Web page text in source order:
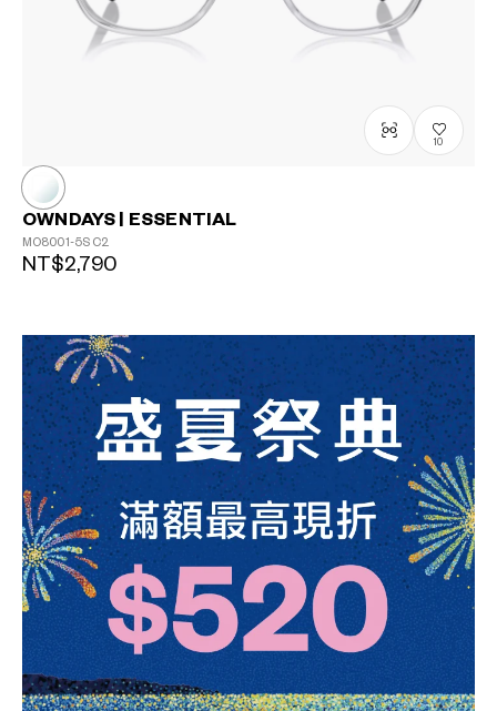
10
OWNDAYS | ESSENTIAL
MO8001-5S C2
NT$2,790